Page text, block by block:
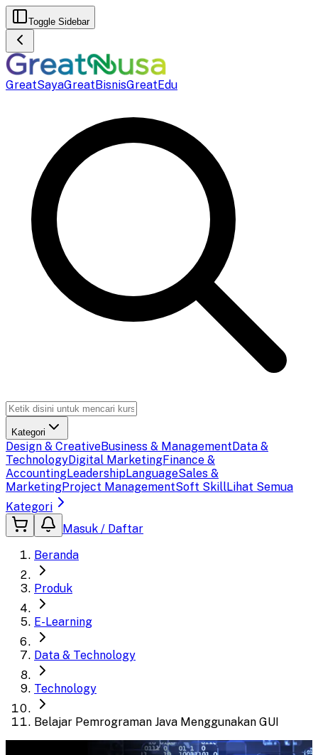
Toggle Sidebar
GreatSayaGreatBisnisGreatEdu
Kategori
Design & CreativeBusiness & ManagementData &
TechnologyDigital MarketingFinance &
AccountingLeadershipLanguageSales &
MarketingProject ManagementSoft SkillLihat Semua
Kategori
Masuk / Daftar
Beranda
Produk
E-Learning
Data & Technology
Technology
Belajar Pemrograman Java Menggunakan GUI